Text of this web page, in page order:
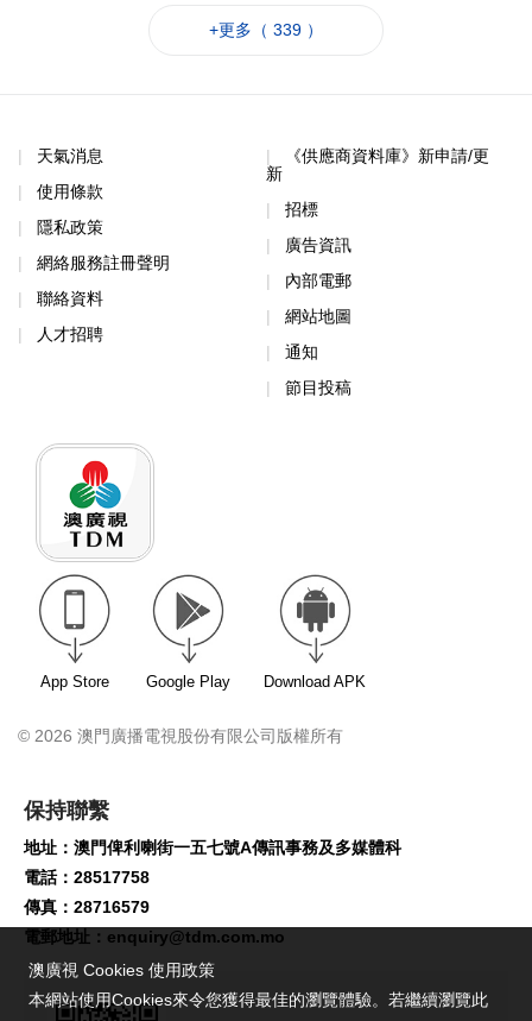
+更多（ 339 ）
天氣消息
使用條款
隱私政策
網絡服務註冊聲明
聯絡資料
人才招聘
《供應商資料庫》新申請/更
新
招標
廣告資訊
內部電郵
網站地圖
通知
節目投稿
App Store Google Play Download APK
© 2026 澳門廣播電視股份有限公司版權所有
保持聯繫
地址：澳門俾利喇街一五七號A傳訊事務及多媒體科
電話：28517758
傳真：28716579
電郵地址： enquiry@tdm.com.mo
澳廣視 Cookies 使用政策
本網站使用Cookies來令您獲得最佳的瀏覽體驗。若繼續瀏覽此